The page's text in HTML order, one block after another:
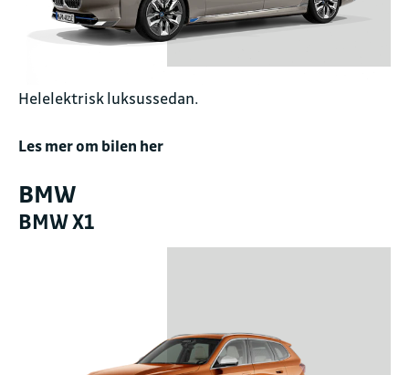
Helelektrisk luksussedan.
Les mer om bilen her
BMW
BMW X1